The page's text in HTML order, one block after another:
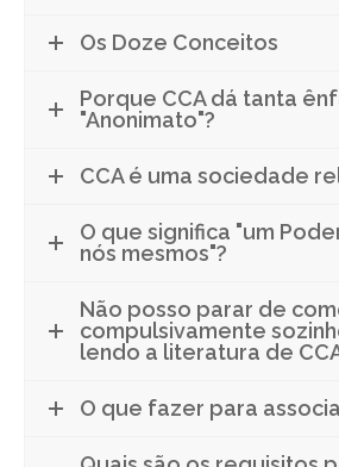
Os Doze Conceitos
Porque CCA dá tanta
"Anonimato"?
CCA é uma sociedade
O que significa "um
nós mesmos"?
Não posso parar de
compulsivamente
lendo a literatura de
O que fazer para